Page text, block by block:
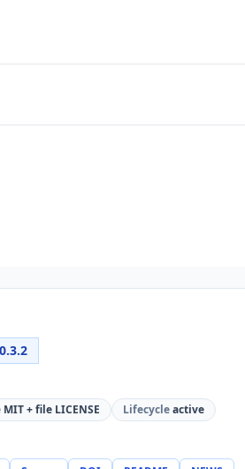
MIT + file LICENSE Lifecycleactive